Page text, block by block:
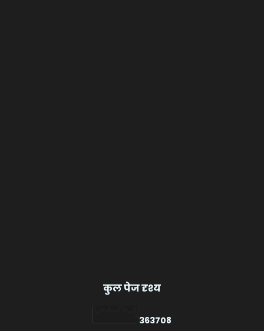
कुल पेज दृश्य
363708